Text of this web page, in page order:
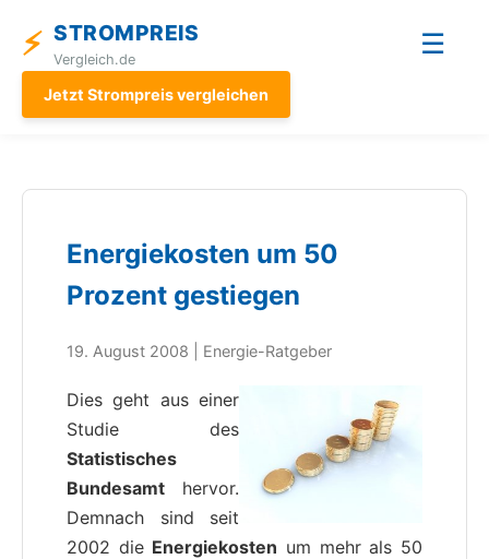
⚡ STROMPREIS
Vergleich.de ☰
Jetzt Strompreis vergleichen
Energiekosten um 50
Prozent gestiegen
19. August 2008 | Energie-Ratgeber
Dies geht aus einer
Studie des
Statistisches
Bundesamt hervor.
Demnach sind seit
2002 die Energiekosten um mehr als 50